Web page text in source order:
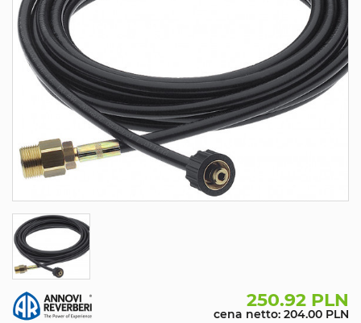
250.92 PLN
cena netto: 204.00 PLN